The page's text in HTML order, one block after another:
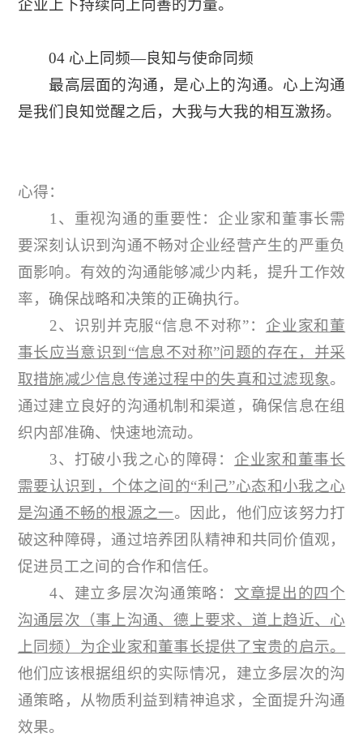
企业上下持续向上向善的力量。
04 心上同频—良知与使命同频
最高层面的沟通，是心上的沟通。心上沟通
是我们良知觉醒之后，大我与大我的相互激扬。
心得：
1、重视沟通的重要性：企业家和董事长需
要深刻认识到沟通不畅对企业经营产生的严重负
面影响。有效的沟通能够减少内耗，提升工作效
率，确保战略和决策的正确执行。
2、识别并克服“信息不对称”： 企业家和董
事长应当意识到“信息不对称”问题的存在，并采
取措施减少信息传递过程中的失真和过滤现象。
通过建立良好的沟通机制和渠道，确保信息在组
织内部准确、快速地流动。
3、打破小我之心的障碍： 企业家和董事长
需要认识到，个体之间的“利己”心态和小我之心
是沟通不畅的根源之一。因此，他们应该努力打
破这种障碍，通过培养团队精神和共同价值观，
促进员工之间的合作和信任。
4、建立多层次沟通策略： 文章提出的四个
沟通层次（事上沟通、德上要求、道上趋近、心
上同频）为企业家和董事长提供了宝贵的启示。
他们应该根据组织的实际情况，建立多层次的沟
通策略，从物质利益到精神追求，全面提升沟通
效果。